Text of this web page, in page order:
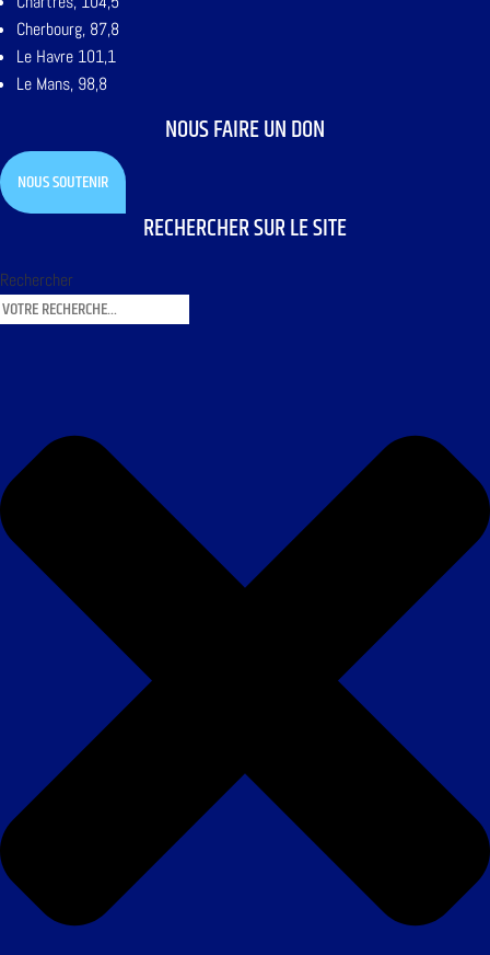
Cherbourg, 87,8
Le Havre 101,1
Le Mans, 98,8
NOUS FAIRE UN DON
NOUS SOUTENIR
RECHERCHER SUR LE SITE
Rechercher